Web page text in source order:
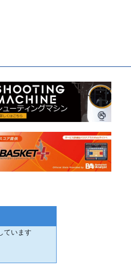
ています